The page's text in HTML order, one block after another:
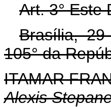
Art. 3° Este
Brasília,
105° da
ITAMAR
Alexis